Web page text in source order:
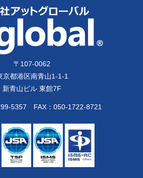
〒 107-0062
京都港区南青山1-1-1
新青山ビル 東館7F
5357 FAX：050-1722-8721